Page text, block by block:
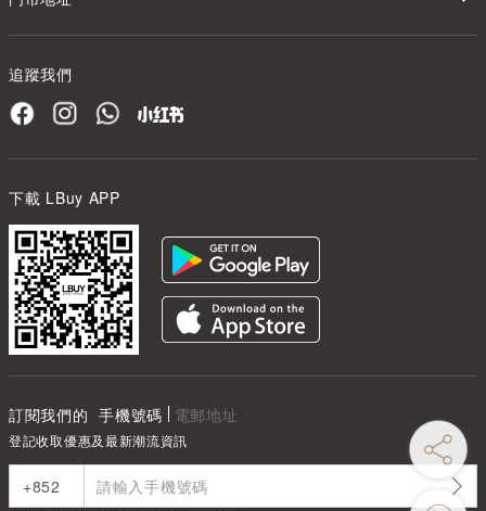
追蹤我們
下載 LBuy APP
訂閱我們的 手機號碼 電郵地址
登記收取優惠及最新潮流資訊